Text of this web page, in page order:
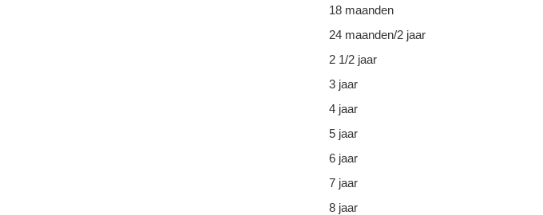
18 maanden
24 maanden/2 jaar
2 1/2 jaar
3 jaar
4 jaar
5 jaar
6 jaar
7 jaar
8 jaar